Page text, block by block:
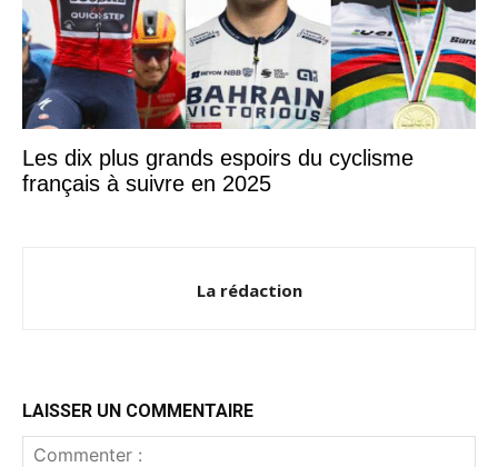
Les dix plus grands espoirs du cyclisme
français à suivre en 2025
La rédaction
LAISSER UN COMMENTAIRE